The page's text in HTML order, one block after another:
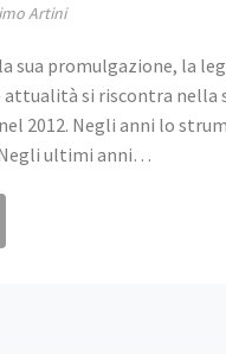
Artini
sua promulgazione, la
attualità si riscontra nella
2012. Negli anni lo
Negli ultimi anni…